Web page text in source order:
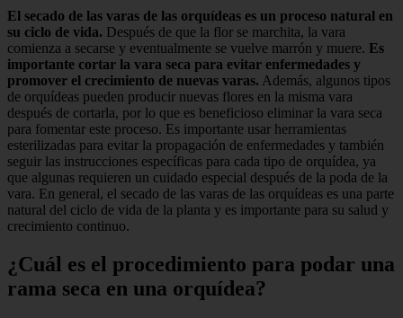
El secado de las varas de las orquídeas es un proceso natural en
su ciclo de vida. Después de que la flor se marchita, la vara
comienza a secarse y eventualmente se vuelve marrón y muere. Es
importante cortar la vara seca para evitar enfermedades y
promover el crecimiento de nuevas varas. Además, algunos tipos
de orquídeas pueden producir nuevas flores en la misma vara
después de cortarla, por lo que es beneficioso eliminar la vara seca
para fomentar este proceso. Es importante usar herramientas
esterilizadas para evitar la propagación de enfermedades y también
seguir las instrucciones específicas para cada tipo de orquídea, ya
que algunas requieren un cuidado especial después de la poda de la
vara. En general, el secado de las varas de las orquídeas es una parte
natural del ciclo de vida de la planta y es importante para su salud y
crecimiento continuo.
¿Cuál es el procedimiento para podar una
rama seca en una orquídea?